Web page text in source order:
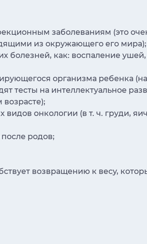
заболеваниям (это
из окружающего его мира);
болезней, как: воспаление
организма ребенка
тесты на интеллектуальное
онкологии (в т. ч. груди,
родов;
возвращению к весу,